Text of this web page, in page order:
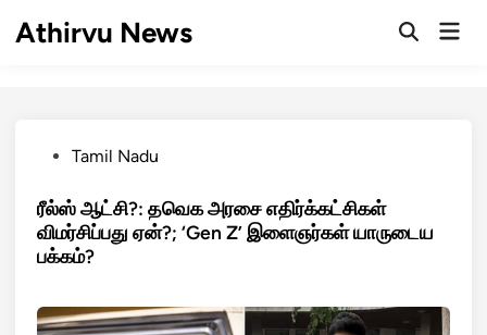
Athirvu News
OpenMain
PostedTamil Nadu
ரீல்ஸ் ஆட்சி?: தவெக அரசை எதிர்க்கட்சிகள்
விமர்சிப்பது ஏன்?; ‘Gen Z’ இளைஞர்கள் யாருடைய
பக்கம்?